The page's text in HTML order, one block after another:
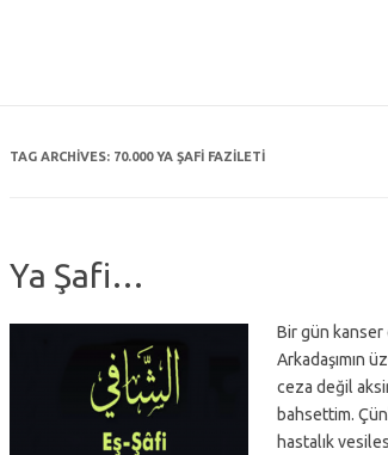
TAG ARCHIVES: 70.000 YA ŞAFI FAZILETI
Ya Şafi…
Bir gün kanser
Arkadaşımın
ceza değil
bahsettim.
hastalık